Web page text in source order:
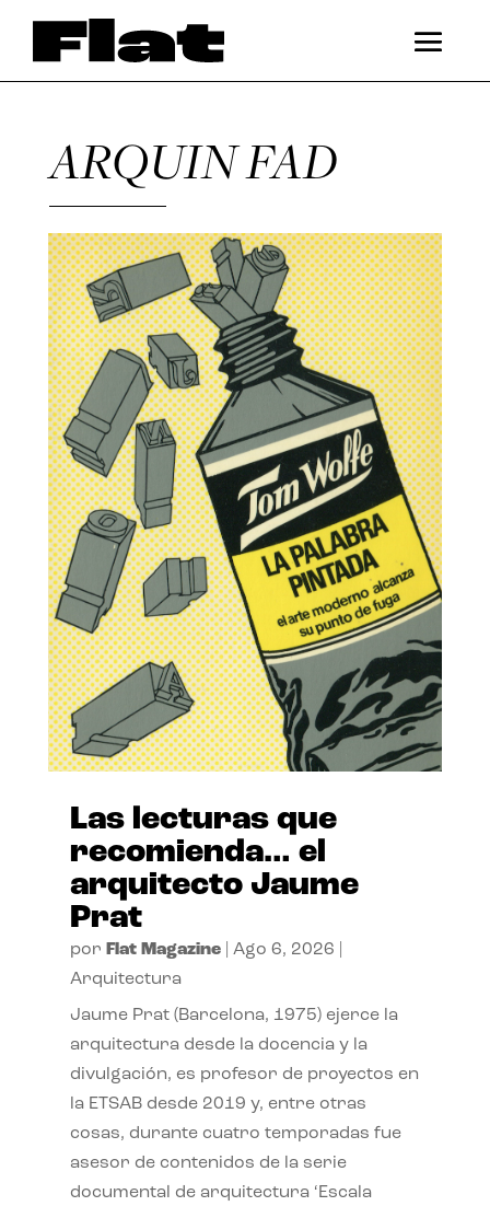
ARQUIN FAD
Las lecturas que
recomienda… el
arquitecto Jaume
Prat
por Flat Magazine| Ago 6, 2026
Arquitectura
Jaume Prat (Barcelona, 1975) ejerce la
arquitectura desde la docencia y la
divulgación, es profesor de proyectos en
la ETSAB desde 2019 y, entre otras
cosas, durante cuatro temporadas fue
asesor de contenidos de la serie
documental de arquitectura ‘Escala